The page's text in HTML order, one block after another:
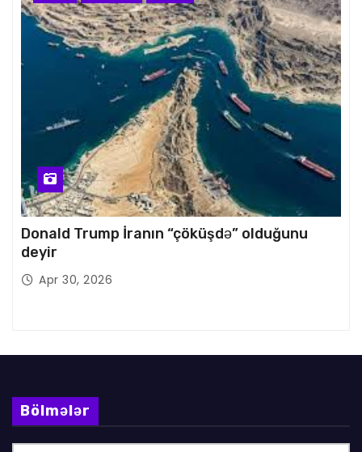
Donald Trump İranın “çöküşdə” olduğunu
deyir
Apr 30, 2026
Bölmələr